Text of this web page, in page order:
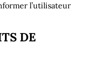
l’utilisateur
DE